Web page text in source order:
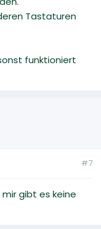
Tastaturen
funktioniert
#7
gibt es keine